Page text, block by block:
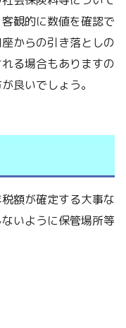
観的に数値を確認で
からの引き落としの
る場合もありますの
良いでしょう。
額が確定する大事な
いように保管場所等